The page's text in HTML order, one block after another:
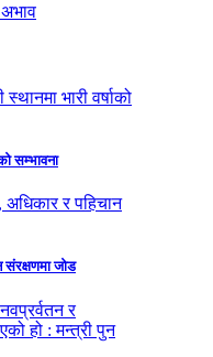
सम्भावना
संरक्षणमा जोड